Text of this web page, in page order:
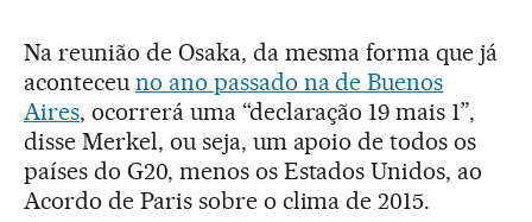
Na reunião de Osaka, da mesma forma que já
aconteceu no ano passado na de Buenos
Aires, ocorrerá uma “declaração 19 mais 1”,
disse Merkel, ou seja, um apoio de todos os
países do G20, menos os Estados Unidos, ao
Acordo de Paris sobre o clima de 2015.